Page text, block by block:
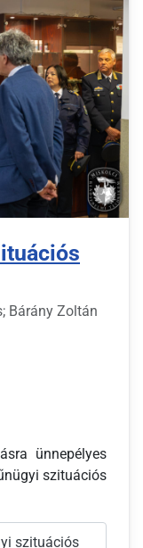
Bárány Zoltán
ünnepélyes
szituációs
szituációs